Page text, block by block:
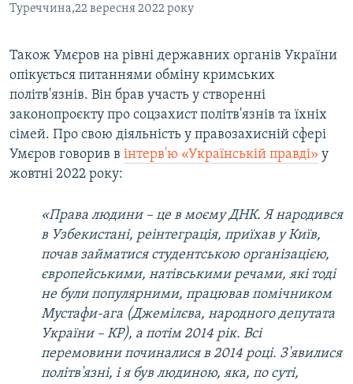
Туреччина,22 вересня 2022 року
Також Умєров на рівні державних органів України
опікується питаннями обміну кримських
політв'язнів. Він брав участь у створенні
законопроєкту про соцзахист політв'язнів та їхніх
сімей. Про свою діяльність у правозахисній сфері
Умєров говорив в інтерв'ю «Українській правді» у
жовтні 2022 року:
«Права людини – це в моєму ДНК. Я народився
в Узбекистані, реінтеграція, приїхав у Київ,
почав займатися студентською організацією,
європейськими, натівськими речами, які тоді
не були популярними, працював помічником
Мустафи-ага (Джемілєва, народного депутата
України – КР), а потім 2014 рік. Всі
перемовини починалися в 2014 році. З'явилися
політв'язні, і я був людиною, яка, по суті,